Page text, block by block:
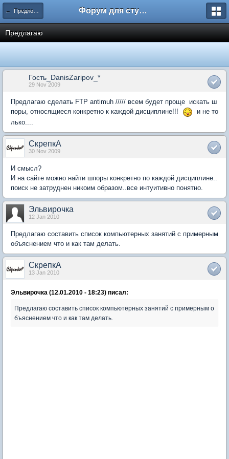
← Предложения по сайту Форум для студента СГА
Предлагаю
Гость_DanisZaripov_*
29 Nov 2009
Предлагаю сделать FTP antimuh ///// всем будет проще искать ш
поры, относящиеся конкретно к каждой дисциплине!!!
и не то
лько....
СкрепкА
30 Nov 2009
И смысл?
И на сайте можно найти шпоры конкретно по каждой дисциплине..
поиск не затруднен никоим образом..все интуитивно понятно.
Эльвирочка
12 Jan 2010
Предлагаю составить список компьютерных занятий с примерным
объяснением что и как там делать.
СкрепкА
13 Jan 2010
Эльвирочка (12.01.2010 - 18:23) писал:
Предлагаю составить список компьютерных занятий с примерным о
бъяснением что и как там делать.